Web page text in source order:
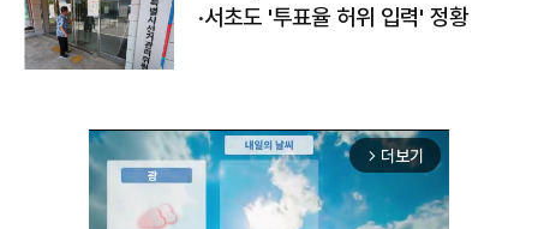
·서초도 '투표율 허위 입력' 정황
arrow_forward_ios 더보기